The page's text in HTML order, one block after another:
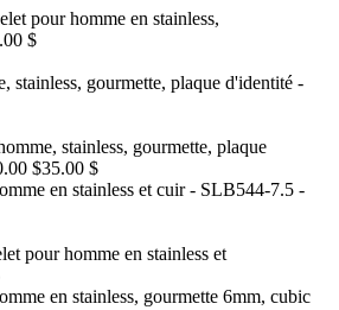
pour homme en stainless,
$
stainless, gourmette, plaque
$35.00 $
pour homme en stainless et